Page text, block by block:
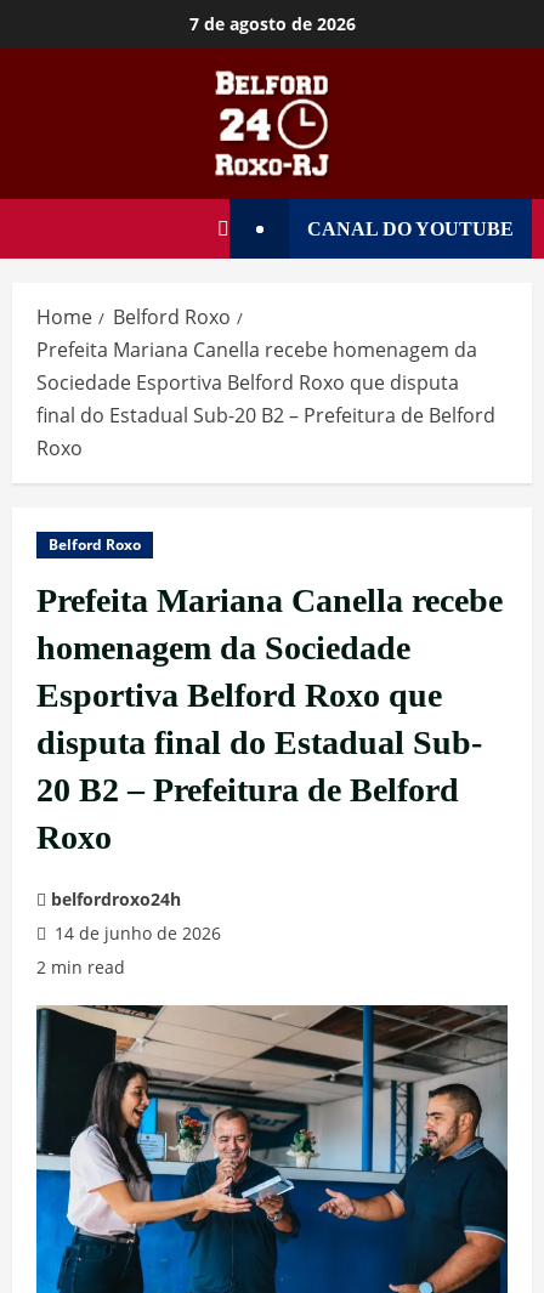
7 de agosto de 2026
CANAL DO YOUTUBE
Home
Belford Roxo
Prefeita Mariana Canella recebe homenagem da
Sociedade Esportiva Belford Roxo que disputa
final do Estadual Sub-20 B2 – Prefeitura de Belford
Roxo
Belford Roxo
Prefeita Mariana Canella recebe
homenagem da Sociedade
Esportiva Belford Roxo que
disputa final do Estadual Sub-
20 B2 – Prefeitura de Belford
Roxo
belfordroxo24h
14 de junho de 2026
2 min read